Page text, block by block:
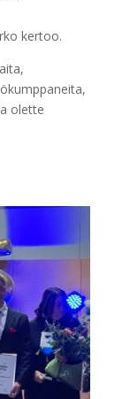
kertoo.
olette